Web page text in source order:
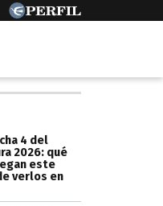
4 del
2026: qué
este
verlos en